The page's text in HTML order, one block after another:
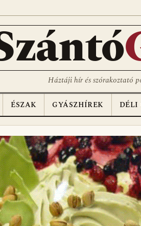
Háztáji hír és szórakoztató
ÉSZAK GYÁSZHÍREK DÉLI